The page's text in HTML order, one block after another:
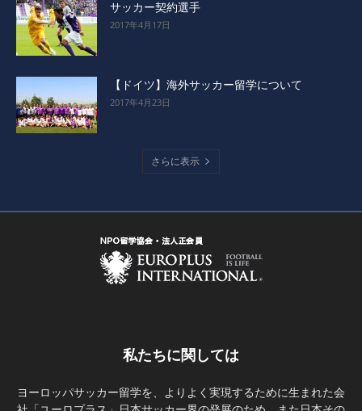
サッカー契約選手
2017年4月17日
【ドイツ】海外サッカー留学について
2017年4月23日
さらに表示
私たちに関しては
ヨーロッパサッカー留学を、よりよく実現するために生まれた会